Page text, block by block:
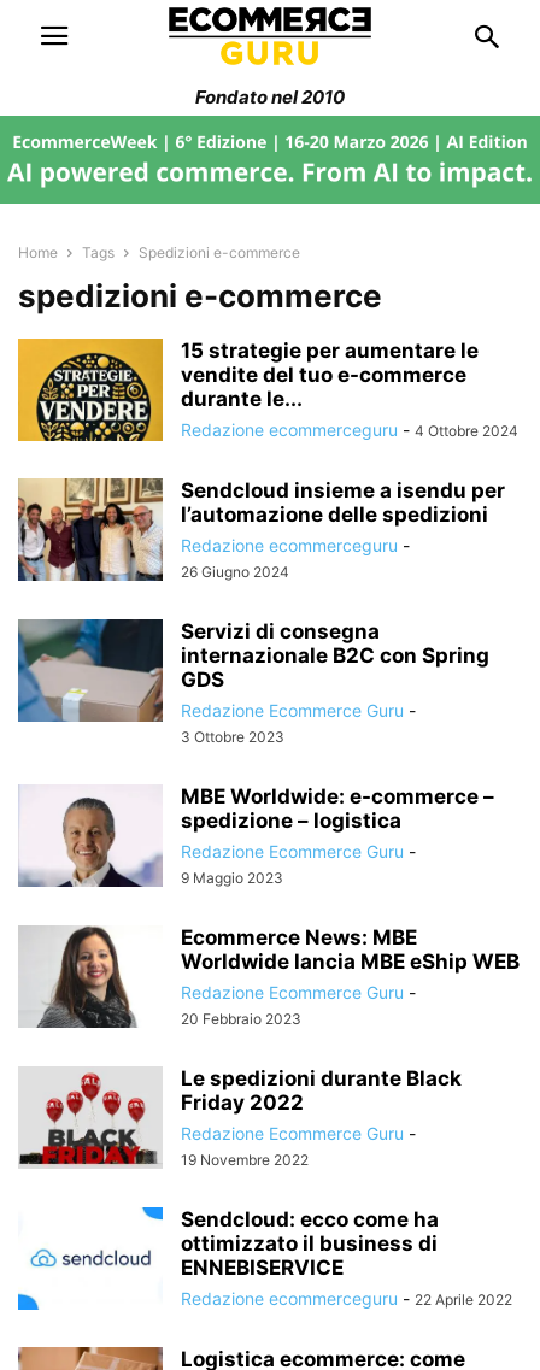
Fondato nel 2010
Home Tags Spedizioni e-commerce
spedizioni e-commerce
15 strategie per aumentare le
vendite del tuo e-commerce
durante le...
Redazione ecommerceguru - 4 Ottobre 2024
Sendcloud insieme a isendu per
l’automazione delle spedizioni
Redazione ecommerceguru -
26 Giugno 2024
Servizi di consegna
internazionale B2C con Spring
GDS
Redazione Ecommerce Guru -
3 Ottobre 2023
MBE Worldwide: e-commerce –
spedizione – logistica
Redazione Ecommerce Guru -
9 Maggio 2023
Ecommerce News: MBE
Worldwide lancia MBE eShip WEB
Redazione Ecommerce Guru -
20 Febbraio 2023
Le spedizioni durante Black
Friday 2022
Redazione Ecommerce Guru -
19 Novembre 2022
Sendcloud: ecco come ha
ottimizzato il business di
ENNEBISERVICE
Redazione ecommerceguru - 22 Aprile 2022
Logistica ecommerce: come